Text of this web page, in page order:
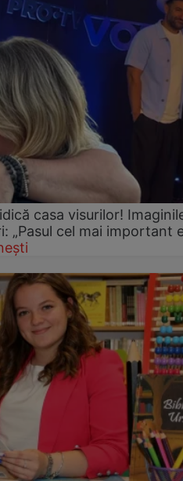
casa visurilor!
„Pasul cel mai important